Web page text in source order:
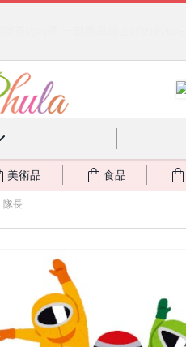
美術品 食品
隊長